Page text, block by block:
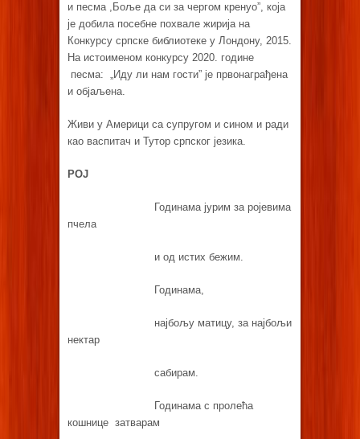
и песма ,Боље да си за чергом кренуо”, која
је добила посебне похвале жирија на
Конкурсу српске библиотеке у Лондону, 2015.
На истоименом конкурсу 2020. године
песма: „Иду ли нам гости” је првонаграђена
и објаљена.
Живи у Америци са супругом и сином и ради
као васпитач и Тутор српског језика.
РОЈ
Годинама јурим за ројевима
пчела
и од истих бежим.
Годинама,
најбољу матицу, за најбољи
нектар
сабирам.
Годинама с пролећа
кошнице затварам